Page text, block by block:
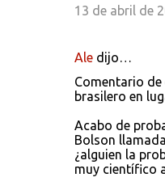
13 de abril de
Ale dijo…
Comentario de
brasilero en
Acabo de
Bolson
¿alguien la
muy científico